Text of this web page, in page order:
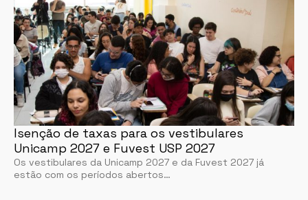
Isenção de taxas para os vestibulares
Unicamp 2027 e Fuvest USP 2027
Os vestibulares da Unicamp 2027 e da Fuvest 2027 já
estão com os períodos abertos…